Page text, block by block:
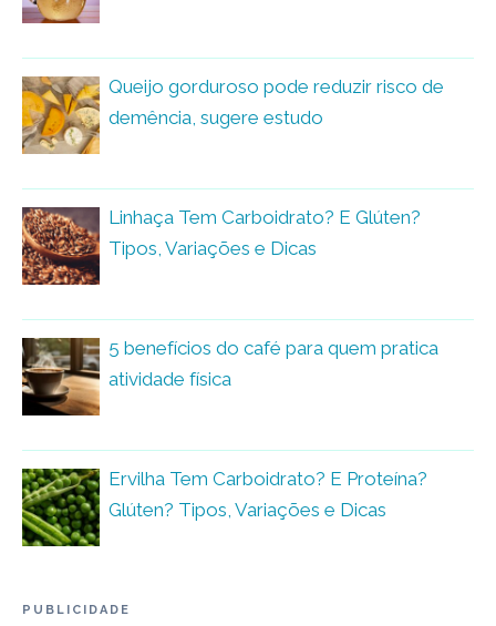
Queijo gorduroso pode reduzir risco de
demência, sugere estudo
Linhaça Tem Carboidrato? E Glúten?
Tipos, Variações e Dicas
5 benefícios do café para quem pratica
atividade física
Ervilha Tem Carboidrato? E Proteína?
Glúten? Tipos, Variações e Dicas
PUBLICIDADE